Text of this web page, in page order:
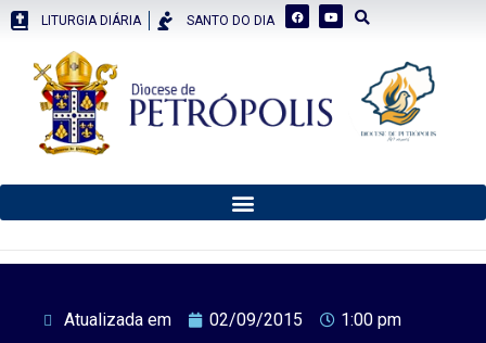
LITURGIA DIÁRIA SANTO DO DIA
Atualizada em 02/09/2015 1:00 pm